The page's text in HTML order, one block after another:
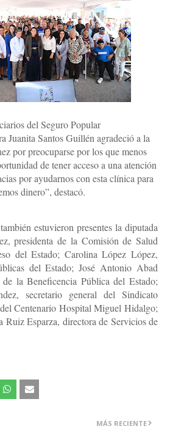
del Seguro Popular
Juanita Santos Guillén agradeció a la
por preocuparse por los que menos
de tener acceso a una atención
por ayudarnos con esta clínica para
dinero”, destacó.
estuvieron presentes la diputada
presidenta de la Comisión de Salud
del Estado; Carolina López López,
del Estado; José Antonio Abad
la Beneficencia Pública del Estado;
secretario general del Sindicato
Centenario Hospital Miguel Hidalgo;
Esparza, directora de Servicios de
MÁS RECIENTE